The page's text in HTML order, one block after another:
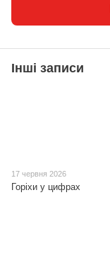
Інші записи
17 червня 2026
Горіхи у цифрах